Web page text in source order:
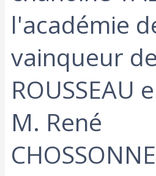
l'académie
vainqueur de
ROUSSEAU
M. René